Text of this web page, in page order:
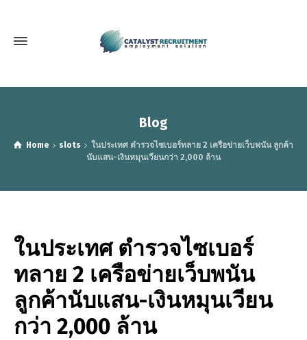
Blog
Home slots
ในประเทศ ตำรวจไซเบอร์ทลาย 2 เครือข่ายเว็บพนัน ลูกค้า
นับแสน-เงินหมุนเวียนกว่า 2,000 ล้าน
ในประเทศ ตำรวจไซเบอร์
ทลาย 2 เครือข่ายเว็บพนัน
ลูกค้านับแสน-เงินหมุนเวียน
กว่า 2,000 ล้าน